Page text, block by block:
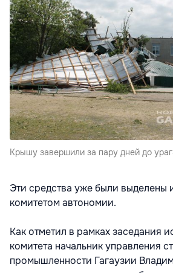
Крышу завершили за пару дней до
Эти средства уже были выделены
комитетом автономии.
Как отметил в рамках заседания
комитета начальник управления
промышленности Гагаузии